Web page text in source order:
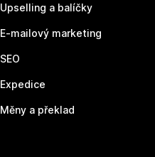
Upselling a balíčky
E-mailový marketing
SEO
Expedice
Měny a překlad